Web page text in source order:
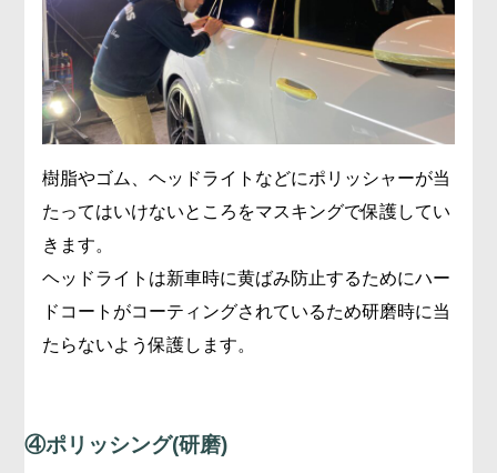
樹脂やゴム、ヘッドライトなどにポリッシャーが当
たってはいけないところをマスキングで保護してい
きます。
ヘッドライトは新車時に黄ばみ防止するためにハー
ドコートがコーティングされているため研磨時に当
たらないよう保護します。
④ポリッシング(研磨)